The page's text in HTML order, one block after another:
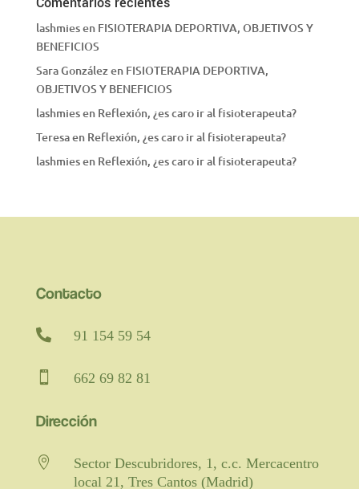
lashmiesen FISIOTERAPIA DEPORTIVA, OBJETIVOS Y
BENEFICIOS
Sara Gonzálezen FISIOTERAPIA DEPORTIVA,
OBJETIVOS Y BENEFICIOS
lashmiesen Reflexión, ¿es caro ir al fisioterapeuta?
Teresaen Reflexión, ¿es caro ir al fisioterapeuta?
lashmiesen Reflexión, ¿es caro ir al fisioterapeuta?
Contacto
 91 154 59 54
 662 69 82 81
Dirección

Sector Descubridores, 1, c.c. Mercacentro
local 21, Tres Cantos (Madrid)